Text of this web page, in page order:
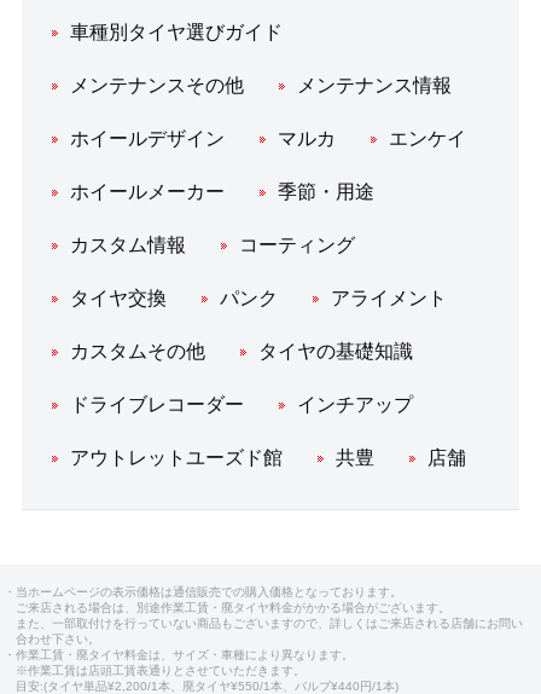
車種別タイヤ選びガイド
メンテナンスその他 メンテナンス情報
ホイールデザイン マルカ エンケイ
ホイールメーカー 季節・用途
カスタム情報 コーティング
タイヤ交換 パンク アライメント
カスタムその他 タイヤの基礎知識
ドライブレコーダー インチアップ
アウトレットユーズド館 共豊 店舗
・当ホームページの表示価格は通信販売での購入価格となっております。
ご来店される場合は、別途作業工賃・廃タイヤ料金がかかる場合がございます。
また、一部取付けを行っていない商品もございますので、詳しくはご来店される店舗にお問い
合わせ下さい。
・作業工賃・廃タイヤ料金は、サイズ・車種により異なります。
※作業工賃は店頭工賃表通りとさせていただきます。
目安:(タイヤ単品¥2,200/1本、廃タイヤ¥550/1本、バルブ¥440円/1本)